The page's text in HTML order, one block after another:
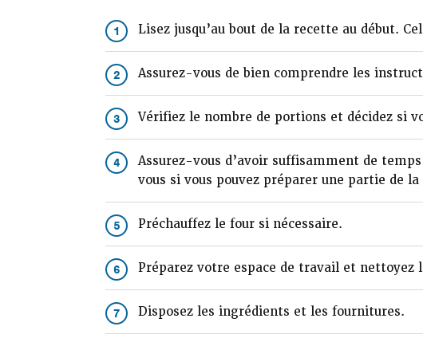
1 Lisez jusqu’au bout de la recette au début.
2 Assurez-vous de bien comprendre les
3 Vérifiez le nombre de portions et décidez si
4
Assurez-vous d’avoir suffisamment de
vous si vous pouvez préparer une partie de la
5 Préchauffez le four si nécessaire.
6 Préparez votre espace de travail et nettoyez
7 Disposez les ingrédients et les fournitures.